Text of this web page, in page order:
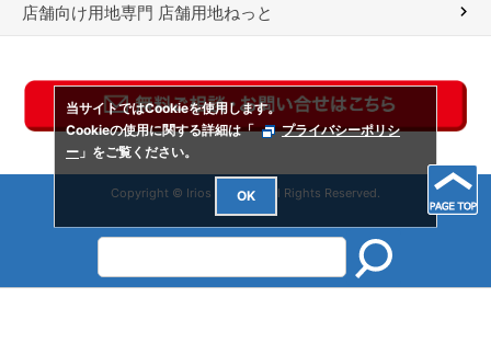
店舗向け用地専門 店舗用地ねっと
Copyright © Irios Co., Ltd. All Rights Reserved.
当サイトではCookieを使用します。
Cookieの使用に関する詳細は「
プライバシーポリシ
ー 」をご覧ください。
OK